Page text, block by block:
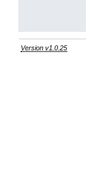
Version v1.0.25